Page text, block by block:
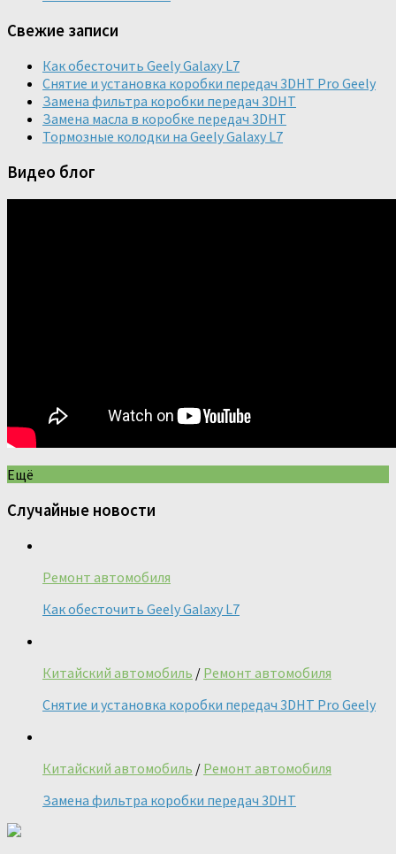
Свежие записи
Как обесточить Geely Galaxy L7
Снятие и установка коробки передач 3DHT Pro Geely
Замена фильтра коробки передач 3DHT
Замена масла в коробке передач 3DHT
Тормозные колодки на Geely Galaxy L7
Видео блог
Ещё
Случайные новости
Ремонт автомобиля
Как обесточить Geely Galaxy L7
Китайский автомобиль / Ремонт автомобиля
Снятие и установка коробки передач 3DHT Pro Geely
Китайский автомобиль / Ремонт автомобиля
Замена фильтра коробки передач 3DHT